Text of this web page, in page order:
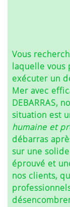
Vous
laquelle vous
exécuter un
Mer avec
DEBARRAS,
situation est
humaine et
débarras
sur une
éprouvé et
nos clients,